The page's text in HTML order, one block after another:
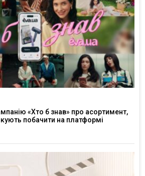
«Хто б знав» про асортимент,
побачити на платформі